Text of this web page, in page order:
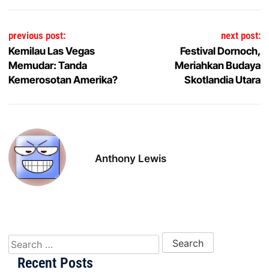
Post navigation
previous post:
Kemilau Las Vegas
Memudar: Tanda
Kemerosotan Amerika?
next post:
Festival Dornoch,
Meriahkan Budaya
Skotlandia Utara
Anthony Lewis
Search for:
Recent Posts